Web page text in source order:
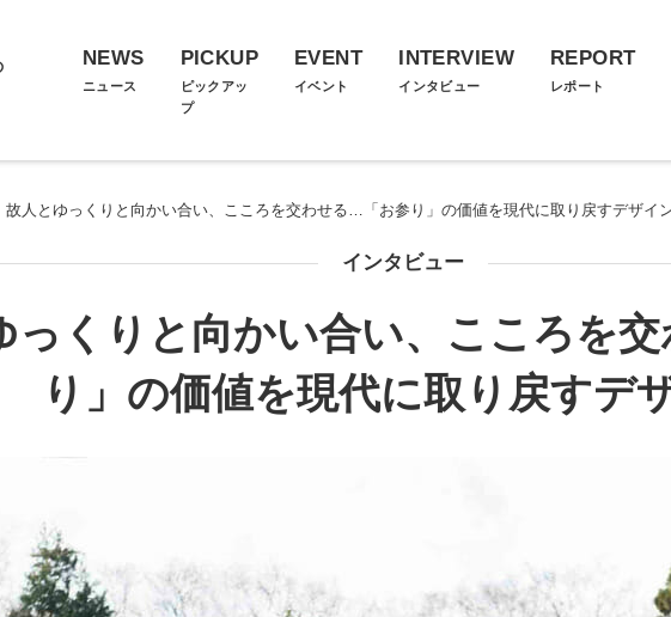
NEWS
ニュース
PICKUP
ピックアッ
プ
EVENT
イベント
INTERVIEW
インタビュー
REPORT
レポート
故人とゆっくりと向かい合い、こころを交わせる…「お参り」の価値を現代に取り戻すデザイ
インタビュー
っくりと向かい合い、こころを
り」の価値を現代に取り戻すデ